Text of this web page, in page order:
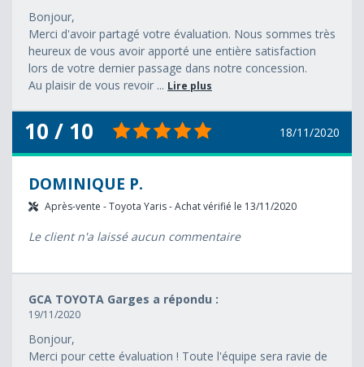
Bonjour,
Merci d'avoir partagé votre évaluation. Nous sommes très
heureux de vous avoir apporté une entière satisfaction
lors de votre dernier passage dans notre concession.
Au plaisir de vous revoir ... Lire plus
10 / 10 18/11/2020
DOMINIQUE P.
Après-vente - Toyota Yaris - Achat vérifié le 13/11/2020
Le client n'a laissé aucun commentaire
GCA TOYOTA Garges a répondu :
19/11/2020
Bonjour,
Merci pour cette évaluation ! Toute l'équipe sera ravie de